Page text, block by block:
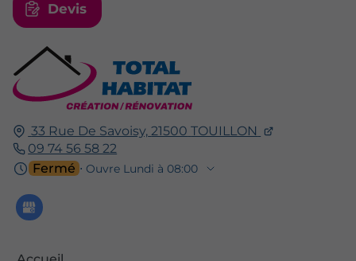
33 Rue De Savoisy, 21500 TOUILLON
09 74 56 58 22
Fermé ⋅ Ouvre Lundi à 08:00
Devis